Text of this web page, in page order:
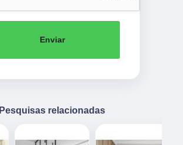
Enviar
Pesquisas relacionadas